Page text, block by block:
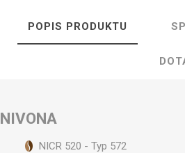
POPIS PRODUKTU
NIVONA
NICR 520 - Typ 572